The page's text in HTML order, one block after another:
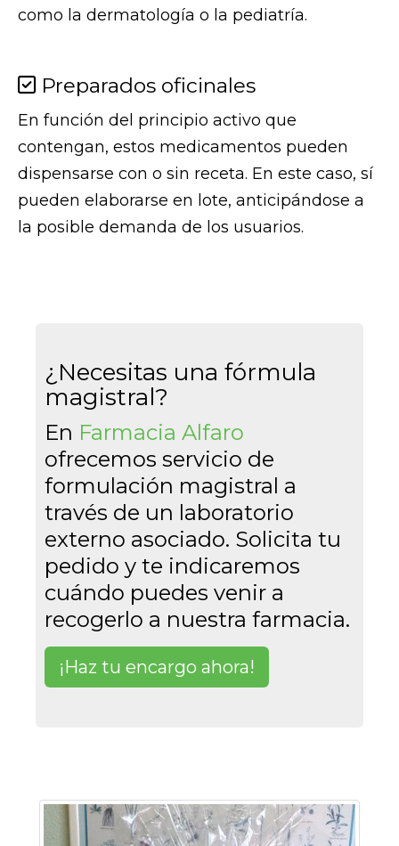
como la dermatología o la pediatría.
Preparados oficinales
En función del principio activo que
contengan, estos medicamentos pueden
dispensarse con o sin receta. En este caso, sí
pueden elaborarse en lote, anticipándose a
la posible demanda de los usuarios.
¿Necesitas una fórmula
magistral?
jumbotron
En Farmacia Alfaro
ofrecemos servicio de
formulación magistral a
través de un laboratorio
externo asociado. Solicita tu
pedido y te indicaremos
cuándo puedes venir a
recogerlo a nuestra farmacia.
¡Haz tu encargo ahora!